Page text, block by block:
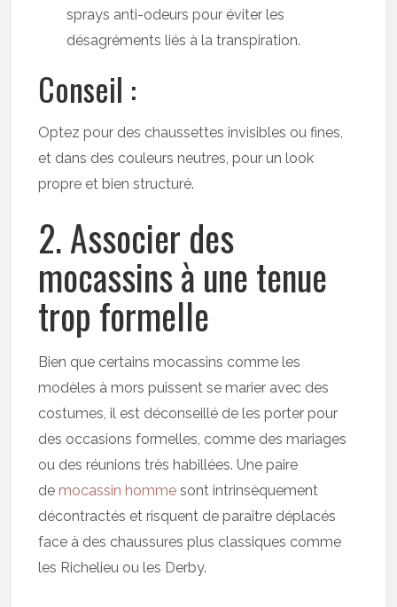
sprays anti-odeurs pour éviter les
désagréments liés à la transpiration.
Conseil :
Optez pour des chaussettes invisibles ou fines,
et dans des couleurs neutres, pour un look
propre et bien structuré.
2. Associer des
mocassins à une tenue
trop formelle
Bien que certains mocassins comme les
modèles à mors puissent se marier avec des
costumes, il est déconseillé de les porter pour
des occasions formelles, comme des mariages
ou des réunions très habillées. Une paire
de mocassin homme sont intrinsèquement
décontractés et risquent de paraître déplacés
face à des chaussures plus classiques comme
les Richelieu ou les Derby.